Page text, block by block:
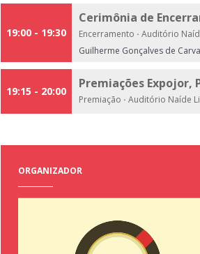
19:00 - 19:30
Cerimônia de
Encerramento · Auditório
Guilherme Gonçalves de
19:15 - 20:00
Premiações Expojor,
Premiação · Auditório Naíde
ORGANIZADOR